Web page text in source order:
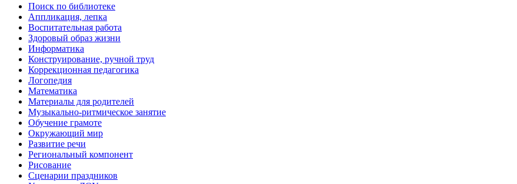
Поиск по библиотеке
Аппликация, лепка
Воспитательная работа
Здоровый образ жизни
Информатика
Конструирование, ручной труд
Коррекционная педагогика
Логопедия
Математика
Материалы для родителей
Музыкально-ритмическое занятие
Обучение грамоте
Окружающий мир
Развитие речи
Региональный компонент
Рисование
Сценарии праздников